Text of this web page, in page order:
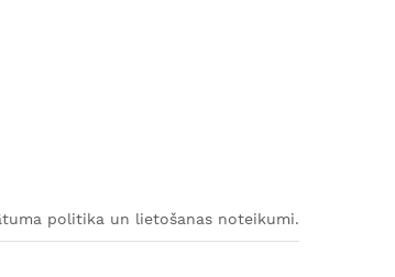
politika un lietošanas noteikumi.